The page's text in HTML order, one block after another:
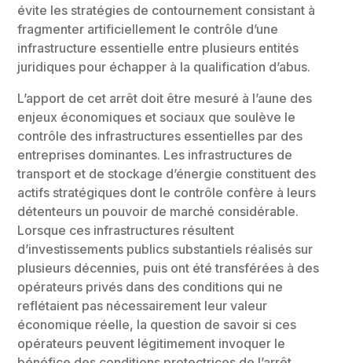
évite les stratégies de contournement consistant à
fragmenter artificiellement le contrôle d’une
infrastructure essentielle entre plusieurs entités
juridiques pour échapper à la qualification d’abus.
L’apport de cet arrêt doit être mesuré à l’aune des
enjeux économiques et sociaux que soulève le
contrôle des infrastructures essentielles par des
entreprises dominantes. Les infrastructures de
transport et de stockage d’énergie constituent des
actifs stratégiques dont le contrôle confère à leurs
détenteurs un pouvoir de marché considérable.
Lorsque ces infrastructures résultent
d’investissements publics substantiels réalisés sur
plusieurs décennies, puis ont été transférées à des
opérateurs privés dans des conditions qui ne
reflétaient pas nécessairement leur valeur
économique réelle, la question de savoir si ces
opérateurs peuvent légitimement invoquer le